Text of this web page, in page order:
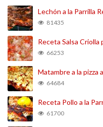
Lechón a la Parrilla
81435
Receta Salsa Criolla
66253
Matambre a la pizza
64684
Receta Pollo a la
61700